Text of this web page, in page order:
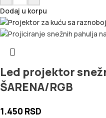
Dodaj u korpu
Led projektor
ŠARENA/RGB
1.450 RSD